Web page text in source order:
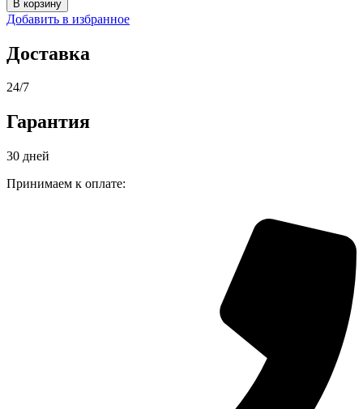
Пропитка-
антисептик
CLASSIC
СОСНА
КЛАССИК
СОСНА
дерева
В корзину
Добавить в избранное
Доставка
24/7
Гарантия
30 дней
Принимаем к оплате: